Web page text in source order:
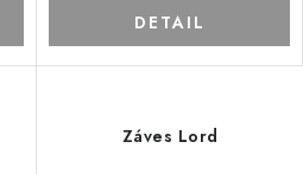
DETAIL
Záves Lord